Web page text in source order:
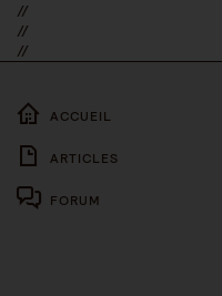
//
//
//
ACCUEIL
ARTICLES
FORUM